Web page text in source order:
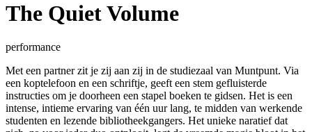
The Quiet Volume
performance
Met een partner zit je zij aan zij in de studiezaal van Muntpunt. Via
een koptelefoon en een schriftje, geeft een stem gefluisterde
instructies om je doorheen een stapel boeken te gidsen. Het is een
intense, intieme ervaring van één uur lang, te midden van werkende
studenten en lezende bibliotheekgangers. Het unieke naratief dat